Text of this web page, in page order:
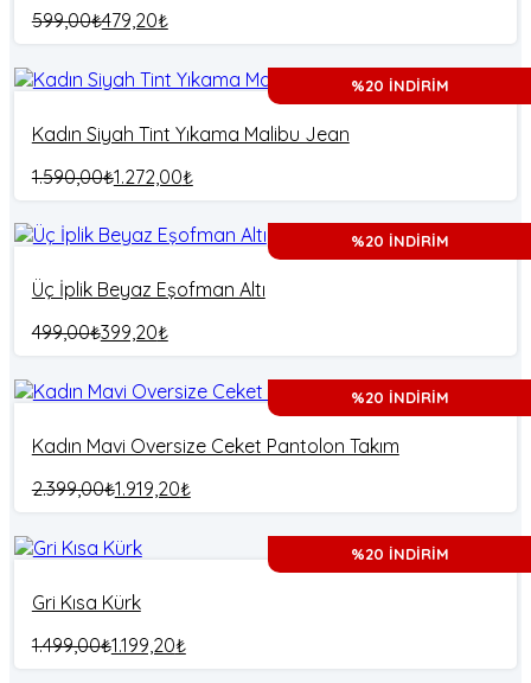
599,00₺479,20₺
%20 İNDİRİM
Kadın Siyah Tint Yıkama Malibu Jean
1.590,00₺1.272,00₺
%20 İNDİRİM
Üç İplik Beyaz Eşofman Altı
499,00₺399,20₺
%20 İNDİRİM
Kadın Mavi Oversize Ceket Pantolon Takım
2.399,00₺1.919,20₺
%20 İNDİRİM
Gri Kısa Kürk
1.499,00₺1.199,20₺